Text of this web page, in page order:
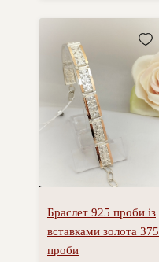
Браслет 925 проби із
вставками золота 375
проби